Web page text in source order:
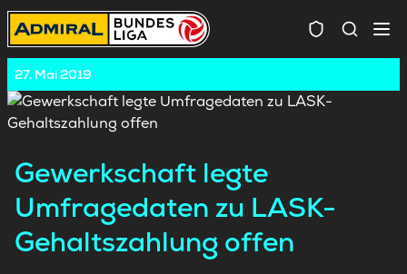
27. Mai 2019
Gewerkschaft legte
Umfragedaten zu LASK-
Gehaltszahlung offen